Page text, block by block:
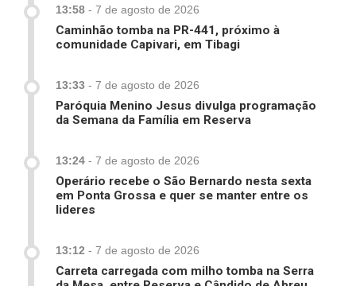
13:58 - 7 de agosto de 2026
Caminhão tomba na PR-441, próximo à
comunidade Capivari, em Tibagi
13:33 - 7 de agosto de 2026
Paróquia Menino Jesus divulga programação
da Semana da Família em Reserva
13:24 - 7 de agosto de 2026
Operário recebe o São Bernardo nesta sexta
em Ponta Grossa e quer se manter entre os
lideres
13:12 - 7 de agosto de 2026
Carreta carregada com milho tomba na Serra